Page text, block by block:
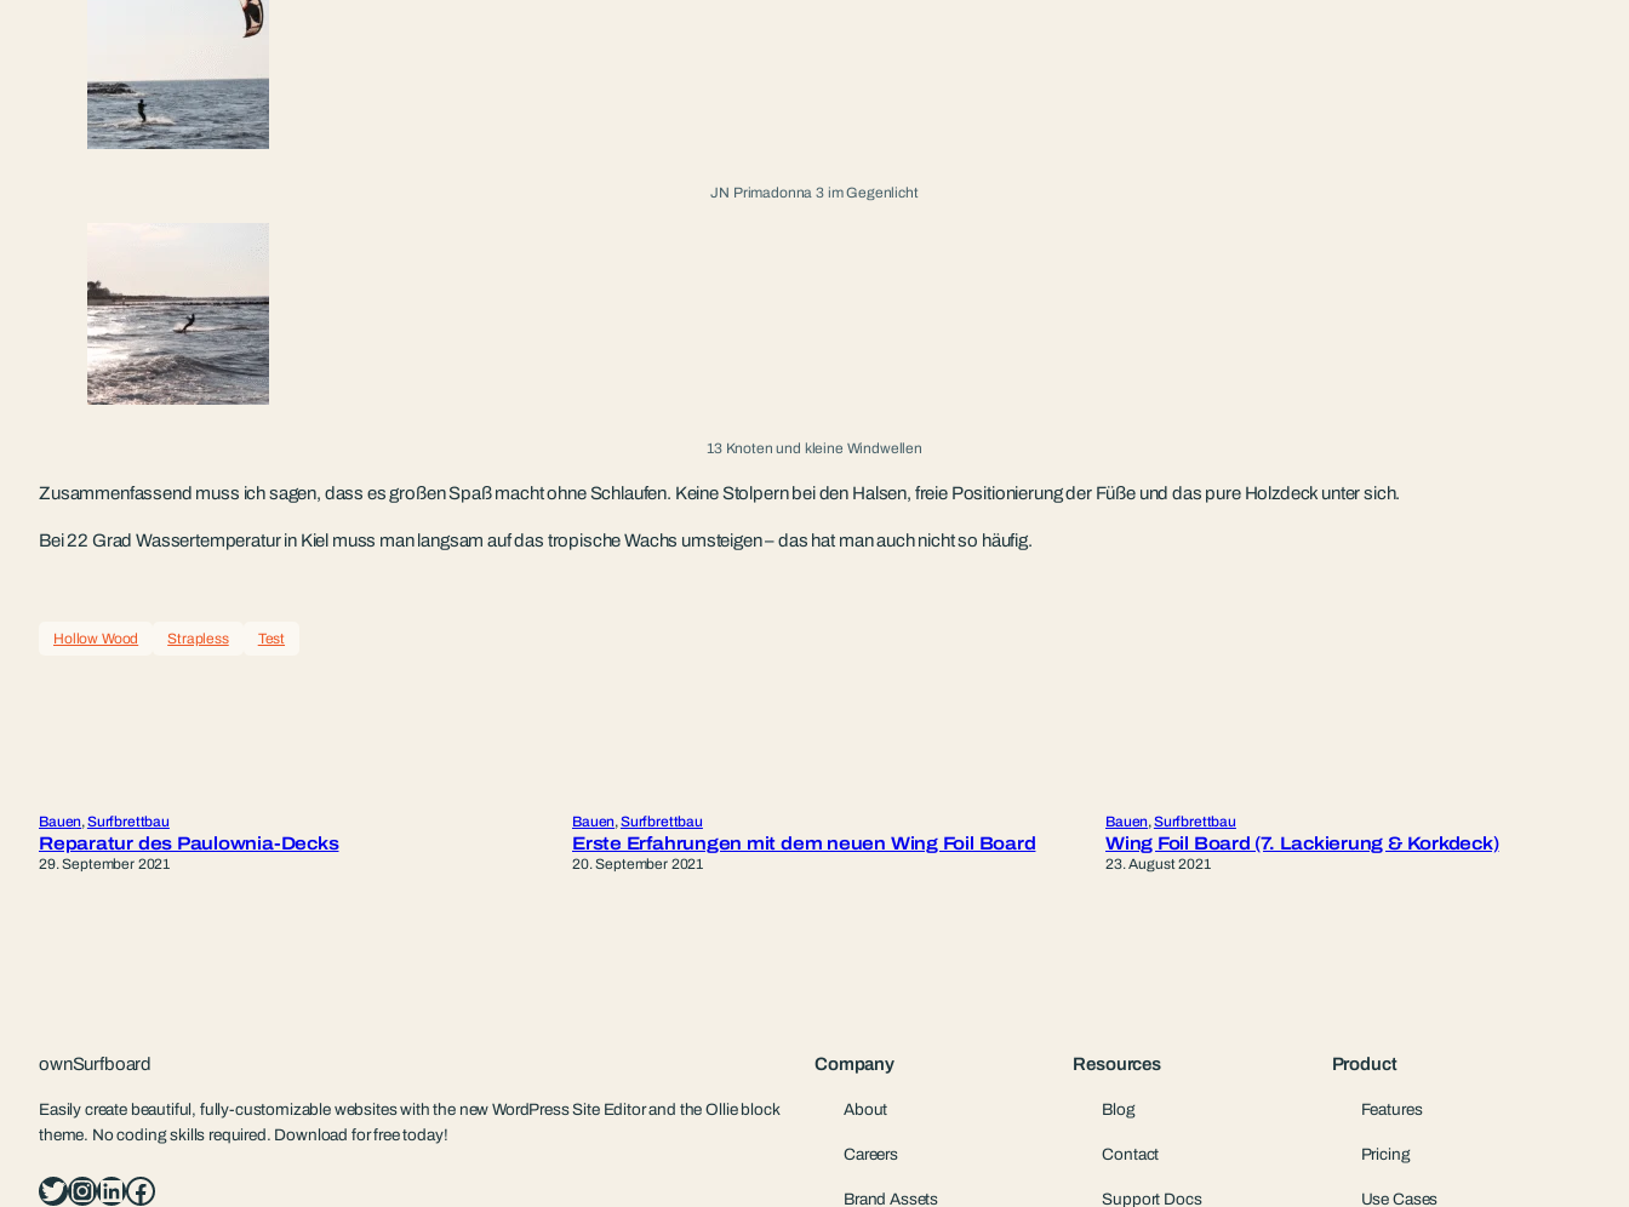
JN Primadonna 3 im Gegenlicht
13 Knoten und kleine Windwellen
Zusammenfassend muss ich sagen, dass es großen Spaß macht ohne Schlaufen. Keine Stolpern bei den Halsen, freie Positionierung der Füße und das pure Holzdeck unter sich.
Bei 22 Grad Wassertemperatur in Kiel muss man langsam auf das tropische Wachs umsteigen – das hat man auch nicht so häufig.
Hollow Wood Strapless Test
Bauen, Surfbrettbau
Reparatur des Paulownia-Decks
29. September 2021
Bauen, Surfbrettbau
Erste Erfahrungen mit dem neuen Wing Foil Board
20. September 2021
Bauen, Surfbrettbau
Wing Foil Board (7. Lackierung & Korkdeck)
23. August 2021
ownSurfboard
Easily create beautiful, fully-customizable websites with the new WordPress Site Editor and the Ollie block
theme. No coding skills required. Download for free today!
Twitter InstagramLinkedIn Facebook
Company
About
Careers
Brand Assets
Resources
Blog
Contact
Support Docs
Product
Features
Pricing
Use Cases